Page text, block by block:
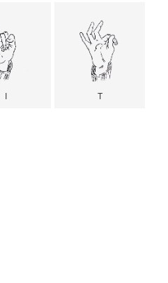
I T